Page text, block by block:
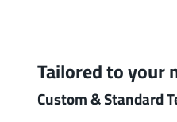
Tailored to your
Custom & Standard